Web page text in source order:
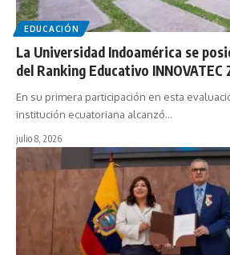
EDUCACIÓN
La Universidad Indoamérica se
del Ranking Educativo INNOVATEC
En su primera participación en esta
institución ecuatoriana alcanzó…
julio 8, 2026